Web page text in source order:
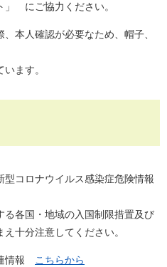
にご協力ください。
本人確認が必要なため、帽子、
ます。
コロナウイルス感染症危険情報
る各国・地域の入国制限措置及び
十分注意してください。
情報 こちらから